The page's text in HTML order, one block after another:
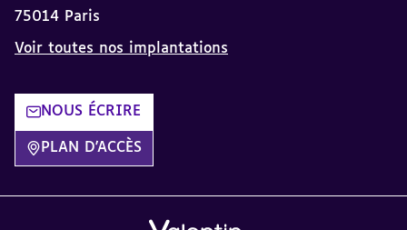
75014 Paris
Voir toutes nos implantations
NOUS ÉCRIRE
PLAN D'ACCÈS